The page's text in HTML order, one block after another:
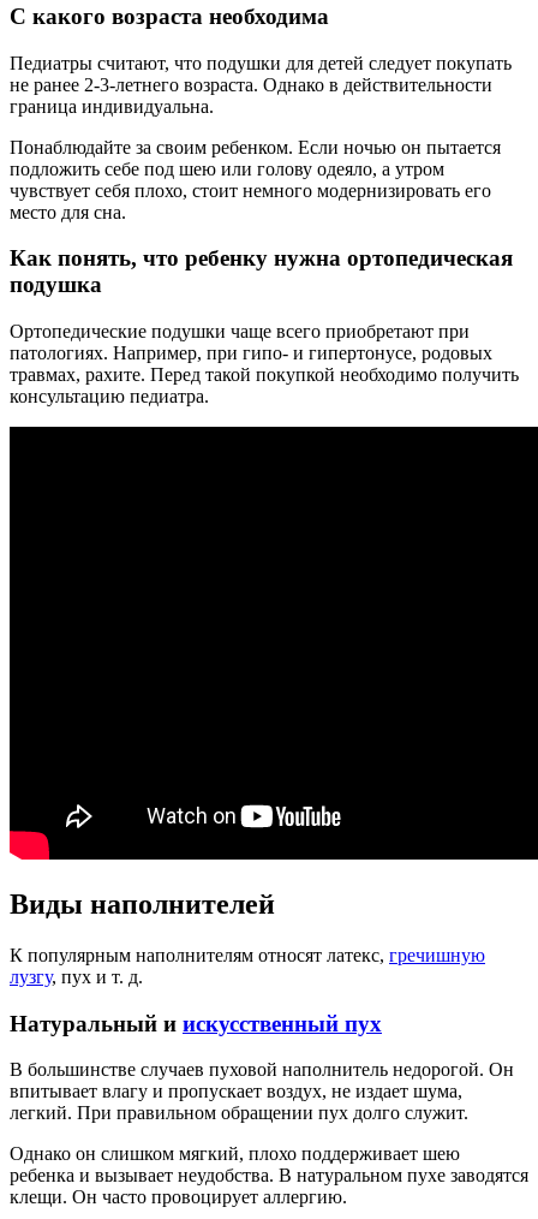
С какого возраста необходима
Педиатры считают, что подушки для детей следует покупать
не ранее 2-3-летнего возраста. Однако в действительности
граница индивидуальна.
Понаблюдайте за своим ребенком. Если ночью он пытается
подложить себе под шею или голову одеяло, а утром
чувствует себя плохо, стоит немного модернизировать его
место для сна.
Как понять, что ребенку нужна ортопедическая
подушка
Ортопедические подушки чаще всего приобретают при
патологиях. Например, при гипо- и гипертонусе, родовых
травмах, рахите. Перед такой покупкой необходимо получить
консультацию педиатра.
Виды наполнителей
К популярным наполнителям относят латекс, гречишную
лузгу, пух и т. д.
Натуральный и искусственный пух
В большинстве случаев пуховой наполнитель недорогой. Он
впитывает влагу и пропускает воздух, не издает шума,
легкий. При правильном обращении пух долго служит.
Однако он слишком мягкий, плохо поддерживает шею
ребенка и вызывает неудобства. В натуральном пухе заводятся
клещи. Он часто провоцирует аллергию.